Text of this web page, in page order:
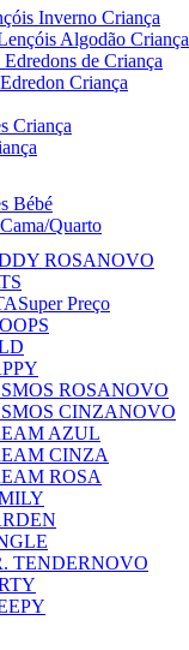
Inverno Criança
Algodão Criança
de Criança
Criança
Criança
Bébé
Quarto
ROSANOVO
Super Preço
ROSANOVO
CINZANOVO
AZUL
CINZA
ROSA
TENDERNOVO